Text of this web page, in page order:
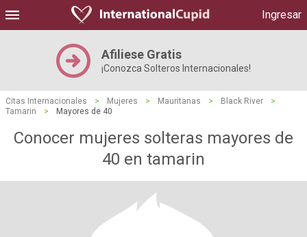
Ingresar
Afiliese Gratis
¡Conozca Solteros Internacionales!
Citas Internacionales > Mujeres > Mauritanas > Black River
>
Tamarin
> Mayores de 40
Conocer mujeres solteras mayores de
40 en tamarin